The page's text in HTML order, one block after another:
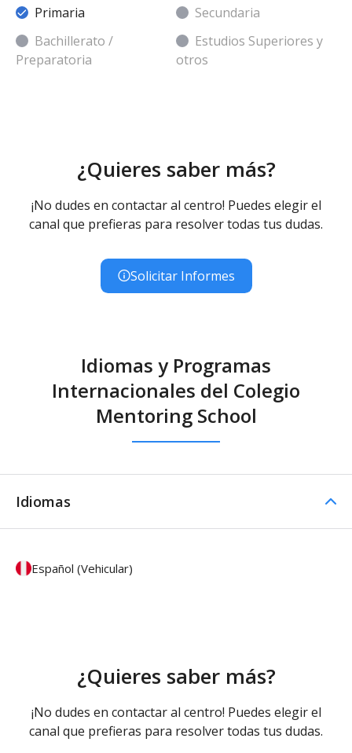
Primaria
Secundaria
Bachillerato /
Preparatoria
Estudios Superiores y
otros
¿Quieres saber más?
¡No dudes en contactar al centro! Puedes elegir el
canal que prefieras para resolver todas tus dudas.
Solicitar Informes
Idiomas y Programas
Internacionales del Colegio
Mentoring School
Idiomas
Español (Vehicular)
¿Quieres saber más?
¡No dudes en contactar al centro! Puedes elegir el
canal que prefieras para resolver todas tus dudas.